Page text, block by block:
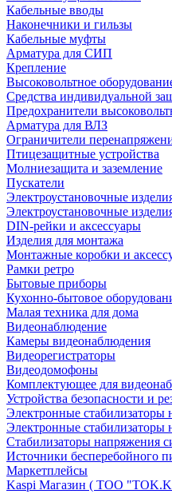
Кабельные вводы
Наконечники и гильзы
Кабельные муфты
Арматура для СИП
Крепление
Высоковольтное
Средства индивидуальной
Предохранители
Арматура для ВЛЗ
Ограничители
Птицезащитные устройства
Молниезащита и заземление
Пускатели
Электроустановочные
Электроустановочные
DIN-рейки и аксессуары
Изделия для монтажа
Монтажные коробки и
Рамки ретро
Бытовые приборы
Кухонно-бытовое
Малая техника для дома
Видеонаблюдение
Камеры видеонаблюдения
Видеорегистраторы
Видеодомофоны
Комплектующее для
Устройства безопасности и
Электронные стабилизаторы
Электронные стабилизаторы
Стабилизаторы напряжения
Источники бесперебойного
Маркетплейсы
Kaspi Магазин ( ТОО